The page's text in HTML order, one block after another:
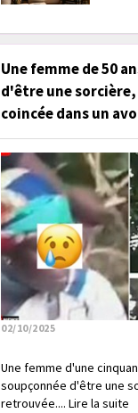
Une femme de 50
d'être une
coincée dans un
02/10/2025
Une femme d'une
soupçonnée d'être une
retrouvée.... Lire la suite